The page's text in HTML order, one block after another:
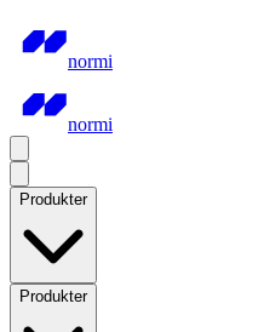
normi
normi
Produkter
Produkter